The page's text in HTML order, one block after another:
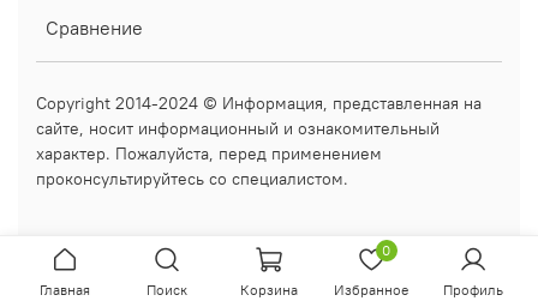
Сравнение
Copyright 2014-2024 © Информация, представленная на
сайте, носит информационный и ознакомительный
характер. Пожалуйста, перед применением
проконсультируйтесь со специалистом.
Главная Поиск Корзина
0
Избранное Профиль